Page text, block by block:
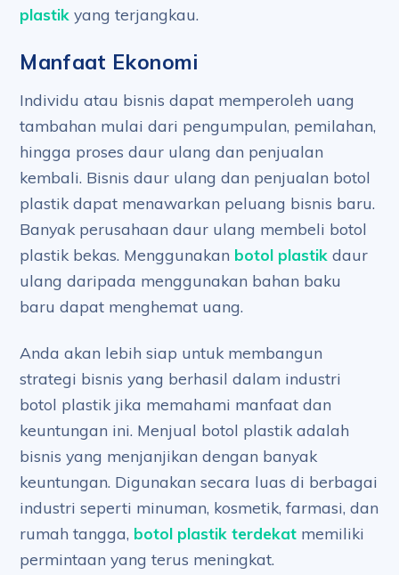
plastik yang terjangkau.
Manfaat Ekonomi
Individu atau bisnis dapat memperoleh uang
tambahan mulai dari pengumpulan, pemilahan,
hingga proses daur ulang dan penjualan
kembali. Bisnis daur ulang dan penjualan botol
plastik dapat menawarkan peluang bisnis baru.
Banyak perusahaan daur ulang membeli botol
plastik bekas. Menggunakan botol plastik daur
ulang daripada menggunakan bahan baku
baru dapat menghemat uang.
Anda akan lebih siap untuk membangun
strategi bisnis yang berhasil dalam industri
botol plastik jika memahami manfaat dan
keuntungan ini. Menjual botol plastik adalah
bisnis yang menjanjikan dengan banyak
keuntungan. Digunakan secara luas di berbagai
industri seperti minuman, kosmetik, farmasi, dan
rumah tangga, botol plastik terdekat memiliki
permintaan yang terus meningkat.